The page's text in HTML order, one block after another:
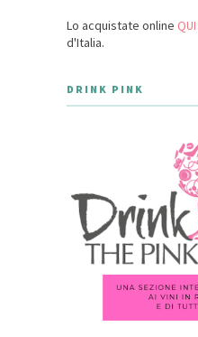
Lo acquistate online QUI
d'Italia.
DRINK PINK